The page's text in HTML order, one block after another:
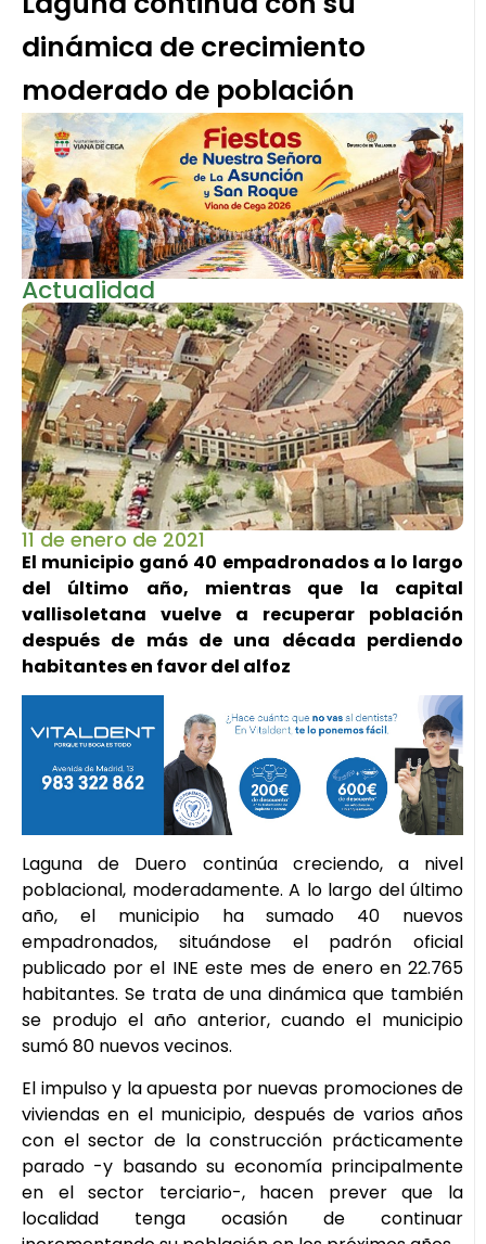
dinámica de crecimiento
moderado de población
Actualidad
11 de enero de 2021
El municipio ganó 40 empadronados a lo largo
del último año, mientras que la capital
vallisoletana vuelve a recuperar población
después de más de una década perdiendo
habitantes en favor del alfoz
Laguna de Duero continúa creciendo, a nivel
poblacional, moderadamente. A lo largo del último
año, el municipio ha sumado 40 nuevos
empadronados, situándose el padrón oficial
publicado por el INE este mes de enero en 22.765
habitantes. Se trata de una dinámica que también
se produjo el año anterior, cuando el municipio
sumó 80 nuevos vecinos.
El impulso y la apuesta por nuevas promociones de
viviendas en el municipio, después de varios años
con el sector de la construcción prácticamente
parado -y basando su economía principalmente
en el sector terciario-, hacen prever que la
localidad tenga ocasión de continuar